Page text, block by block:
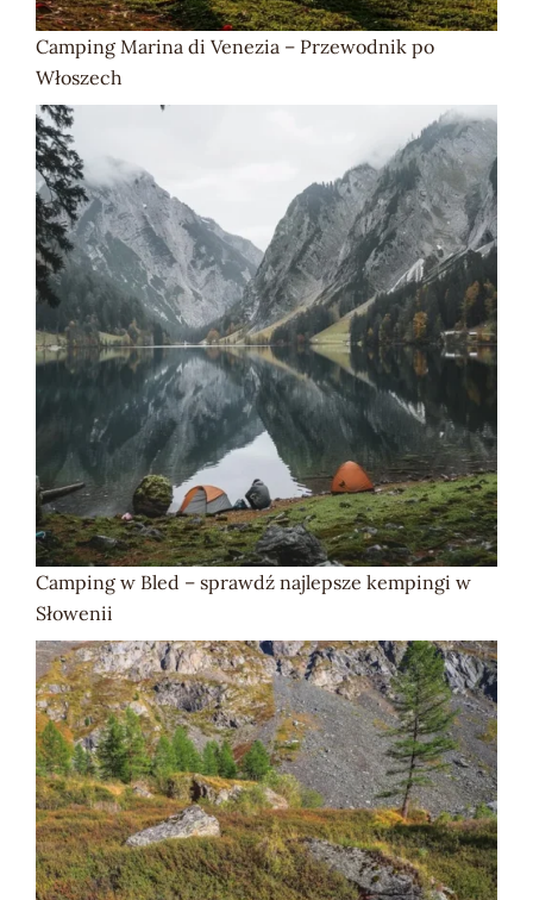
Camping Marina di Venezia – Przewodnik po
Włoszech
Camping w Bled – sprawdź najlepsze kempingi w
Słowenii